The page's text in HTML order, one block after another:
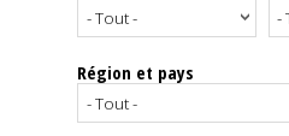
Notes
dégustation
Région et pays